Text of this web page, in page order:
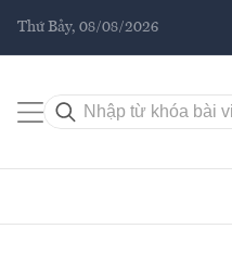
Thứ Bảy, 08/08/2026